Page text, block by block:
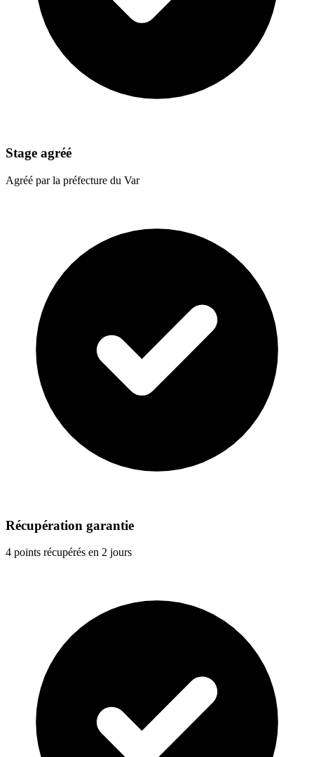
Stage agréé
Agréé par la préfecture du Var
Récupération garantie
4 points récupérés en 2 jours